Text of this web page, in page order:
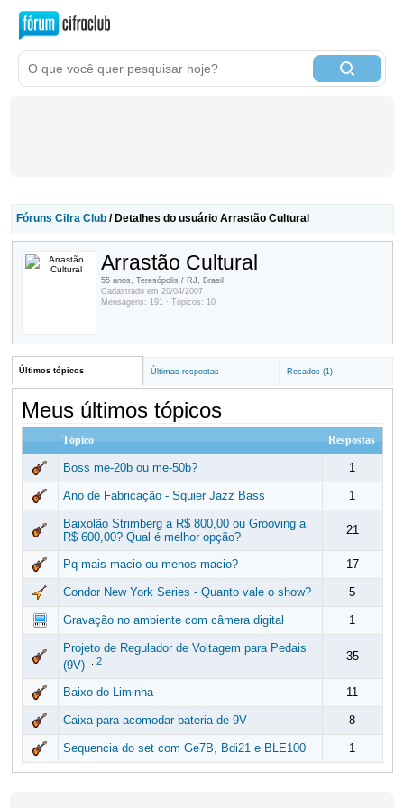
Fóruns Cifra Club/ Detalhes do usuário Arrastão Cultural
Arrastão Cultural
55 anos, Teresópolis / RJ, Brasil
Cadastrado em 20/04/2007
Mensagens: 191 · Tópicos: 10
Últimos tópicos Últimas respostas Recados (1)
Meus últimos tópicos
Tópico Respostas
Boss me-20b ou me-50b? 1
Ano de Fabricação - Squier Jazz Bass 1
Baixolão Strimberg a R$ 800,00 ou Grooving a
R$ 600,00? Qual é melhor opção?
21
Pq mais macio ou menos macio? 17
Condor New York Series - Quanto vale o show? 5
Gravação no ambiente com câmera digital 1
Projeto de Regulador de Voltagem para Pedais
(9V)
2. 35
Baixo do Liminha 11
Caixa para acomodar bateria de 9V 8
Sequencia do set com Ge7B, Bdi21 e BLE100 1